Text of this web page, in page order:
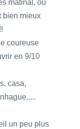
matinal, où
bien mieux
coureuse
en 9/10
casa,
un peu plus